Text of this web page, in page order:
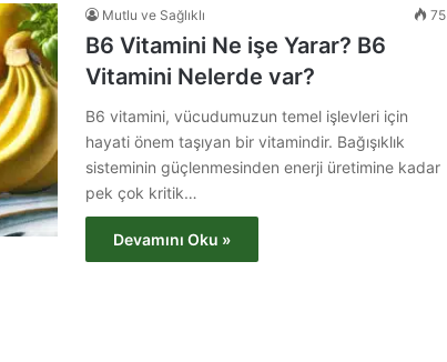
Mutlu ve Sağlıklı 75
B6 Vitamini Ne işe Yarar? B6
Vitamini Nelerde var?
B6 vitamini, vücudumuzun temel işlevleri için
hayati önem taşıyan bir vitamindir. Bağışıklık
sisteminin güçlenmesinden enerji üretimine kadar
pek çok kritik…
Devamını Oku »